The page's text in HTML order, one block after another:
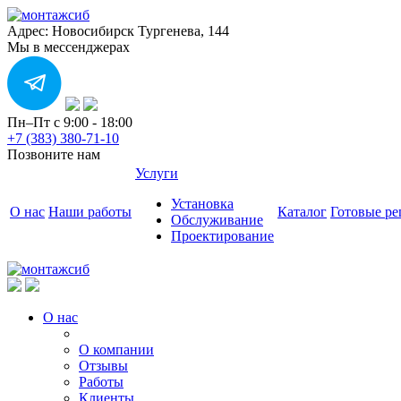
Адрес: Новосибирск Тургенева, 144
Мы в мессенджерах
Пн–Пт с 9:00 - 18:00
+7 (383) 380-71-10
Позвоните нам
О нас Наши работы
Услуги
Установка
Обслуживание
Проектирование
Каталог Готовые
О нас
О компании
Отзывы
Работы
Клиенты